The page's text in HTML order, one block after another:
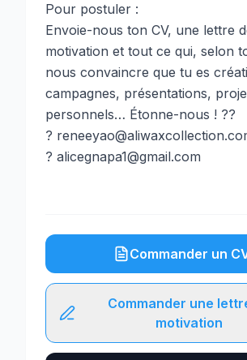
Pour postuler :
Envoie-nous ton CV, une lettre
motivation et tout ce qui, selon
nous convaincre que tu es
campagnes, présentations,
personnels… Étonne-nous ! ??
?
? alicegnapa1@gmail.com
Commander un
Commander une
motivation